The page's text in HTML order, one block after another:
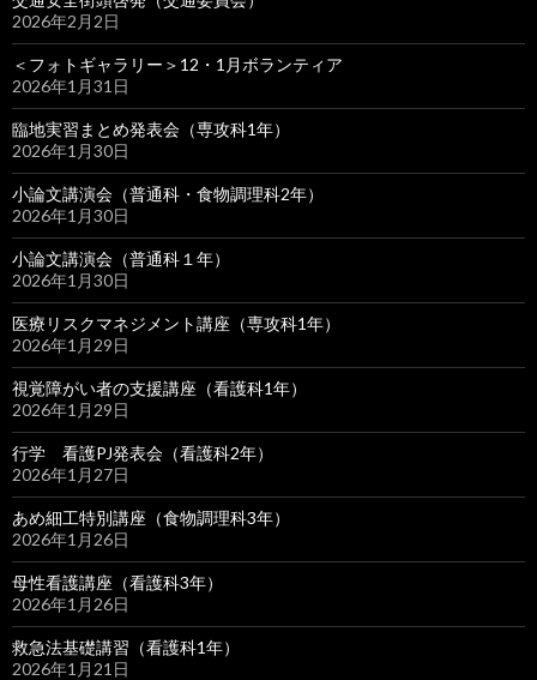
2026年2月2日
＜フォトギャラリー＞12・1月ボランティア
2026年1月31日
臨地実習まとめ発表会（専攻科1年）
2026年1月30日
小論文講演会（普通科・食物調理科2年）
2026年1月30日
小論文講演会（普通科１年）
2026年1月30日
医療リスクマネジメント講座（専攻科1年）
2026年1月29日
視覚障がい者の支援講座（看護科1年）
2026年1月29日
行学 看護PJ発表会（看護科2年）
2026年1月27日
あめ細工特別講座（食物調理科3年）
2026年1月26日
母性看護講座（看護科3年）
2026年1月26日
救急法基礎講習（看護科1年）
2026年1月21日